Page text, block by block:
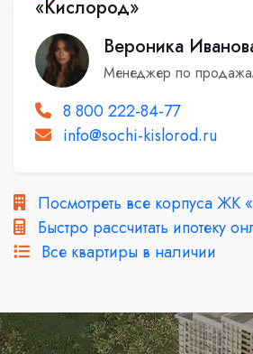
«Кислород»
Вероника
Менеджер по
8 800 222-84-77
info@sochi-kislorod.ru
Посмотреть все корпуса ЖК
Быстро рассчитать ипотеку
Все квартиры в наличии